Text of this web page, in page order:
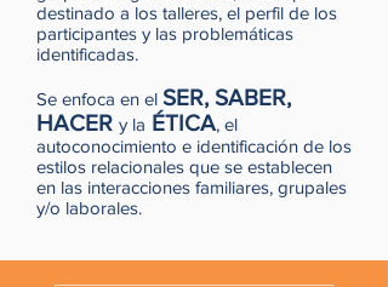
destinado a los talleres, el perfil de los
participantes y las problemáticas
identificadas.
Se enfoca en el SER, SABER,
HACER y la ÉTICA, el
autoconocimiento e identificación de los
estilos relacionales que se establecen
en las interacciones familiares, grupales
y/o laborales.